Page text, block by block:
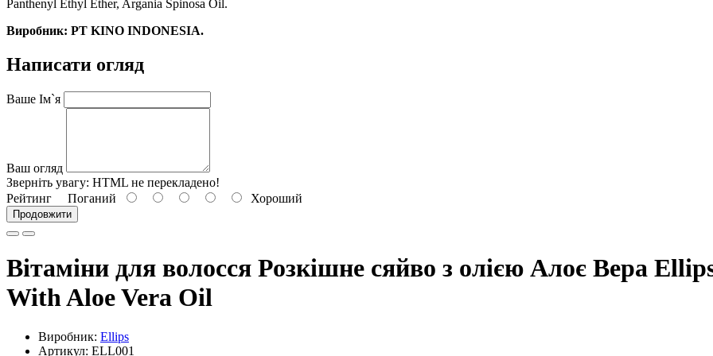
Panthenyl Ethyl Ether, Argania Spinosa Oil.
Виробник: PT KINO INDONESIA.
Написати огляд
Ваше Ім`я
Ваш огляд
Зверніть увагу: HTML не перекладено!
Рейтинг Поганий Хороший
Продовжити
Вітаміни для волосся Розкішне сяйво з олією Алоє Вера
With Aloe Vera Oil
Виробник: Ellips
Артикул: ELL001